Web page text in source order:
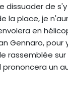
dissuader de
la place, je
en
Gennaro, pour
rassemblée
prononcera un